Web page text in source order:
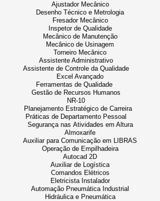
Ajustador Mecânico
Desenho Técnico e Metrologia
Fresador Mecânico
Inspetor de Qualidade
Mecânico de Manutenção
Mecânico de Usinagem
Torneiro Mecânico
Assistente Administrativo
Assistente de Controle da Qualidade
Excel Avançado
Ferramentas de Qualidade
Gestão de Recursos Humanos
NR-10
Planejamento Estratégico de Carreira
Práticas de Departamento Pessoal
Segurança nas Atividades em Altura
Almoxarife
Auxiliar para Comunicação em LIBRAS
Operação de Empilhadeira
Autocad 2D
Auxiliar de Logística
Comandos Elétricos
Eletricista Instalador
Automação Pneumática Industrial
Hidráulica e Pneumática